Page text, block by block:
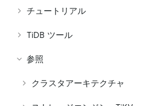
チュートリアル
TiDB ツール
参照
クラスタアーキテクチャ